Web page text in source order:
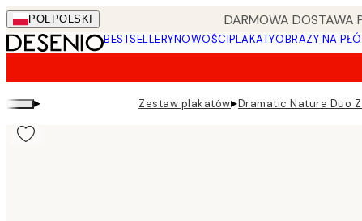
Skip
to
main
POL POLSKI DARMOWA DOSTAWA
BESTSELLERYNOWOŚCIPLAKATYOBRAZY NA
▸ Zestaw plakatów▸Dramatic Nature Duo